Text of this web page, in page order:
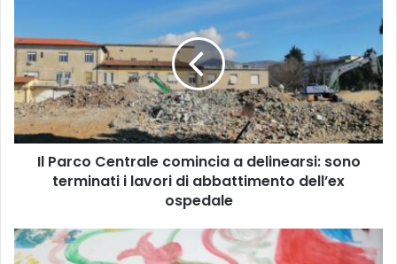
a
r
c
o
C
e
l
e
Il Parco Centrale comincia a delinearsi: sono
terminati i lavori di abbattimento dell’ex
ospedale
F
u